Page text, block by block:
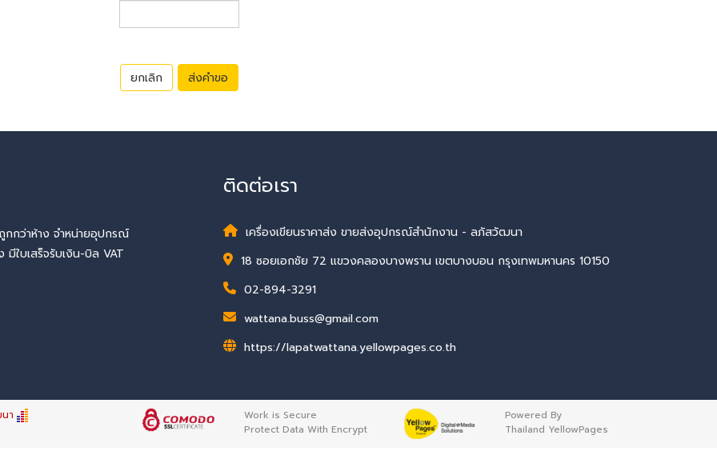
ยกเลิก ส่งคำขอ
กกว่าห้าง จำหน่ายอุปกรณ์
ใบเสร็จรับเงิน-บิล VAT
ติดต่อเรา
เครื่องเขียนราคาส่ง ขายส่งอุปกรณ์สำนักงาน - ลภัสวัฒนา
18 ซอยเอกชัย 72 แขวงคลองบางพราน เขตบางบอน กรุงเทพมหานคร 10150
02-894-3291
wattana.buss@gmail.com
https://lapatwattana.yellowpages.co.th
า
Work is Secure
Protect Data With Encrypt
Powered By
Thailand YellowPages